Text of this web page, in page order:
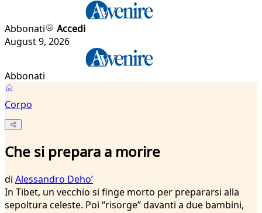
Abbonati
Accedi
August 9, 2026
Abbonati
Corpo
Che si prepara a morire
di Alessandro Dehoʼ
In Tibet, un vecchio si finge morto per prepararsi alla
sepoltura celeste. Poi “risorge” davanti a due bambini,